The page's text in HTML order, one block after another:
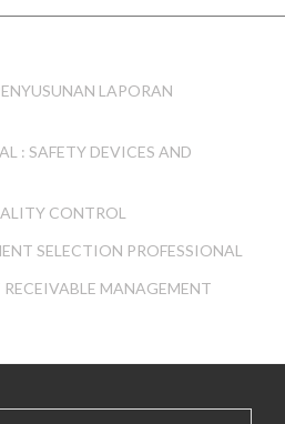
LAPORAN
: SAFETY DEVICES AND
CONTROL
SELECTION PROFESSIONAL
MANAGEMENT